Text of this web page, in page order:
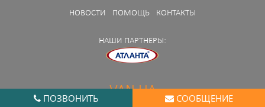
ПОЗВОНИТЬ СООБЩЕНИЕ
НОВОСТИ ПОМОЩЬ КОНТАКТЫ
НАШИ ПАРТНЕРЫ:
VAN.UA